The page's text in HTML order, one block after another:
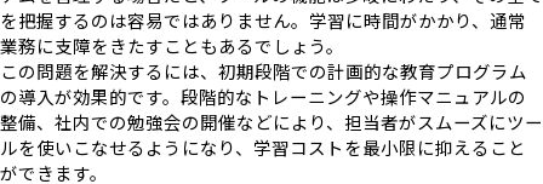
を把握するのは容易ではありません。学習に時間がかかり、通常
業務に支障をきたすこともあるでしょう。
この問題を解決するには、初期段階での計画的な教育プログラム
の導入が効果的です。段階的なトレーニングや操作マニュアルの
整備、社内での勉強会の開催などにより、担当者がスムーズにツー
ルを使いこなせるようになり、学習コストを最小限に抑えること
ができます。